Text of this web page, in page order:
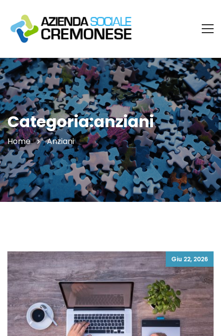
Categoria:anziani
Home Anziani
Giu 22, 2026